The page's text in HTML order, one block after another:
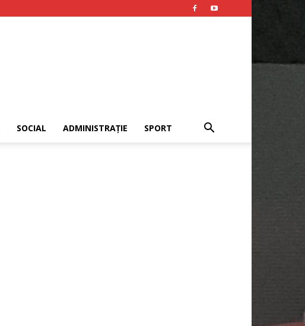
SOCIAL ADMINISTRAȚIE SPORT